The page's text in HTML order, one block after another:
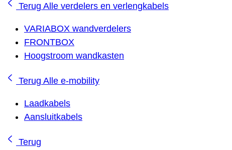
Terug Alle verdelers en verlengkabels
VARIABOX wandverdelers
FRONTBOX
Hoogstroom wandkasten
Terug Alle e-mobility
Laadkabels
Aansluitkabels
Terug